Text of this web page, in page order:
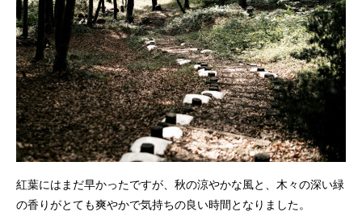
紅葉にはまだ早かったですが、秋の涼やかな風と、木々の深い緑
の香りがとても爽やかで気持ちの良い時間となりました。